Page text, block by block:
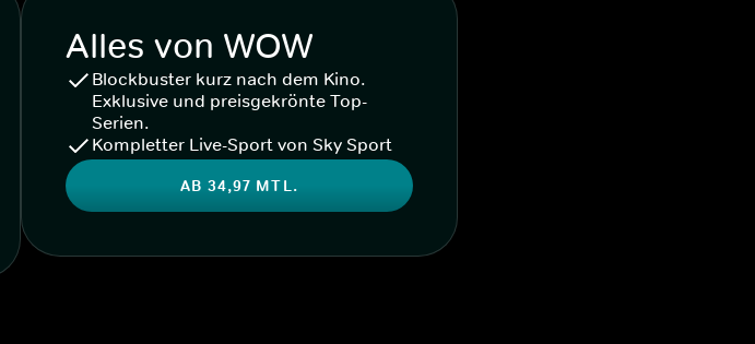
Alles von WOW
Blockbuster kurz nach dem Kino.
Exklusive und preisgekrönte Top-
Serien.
Kompletter Live-Sport von Sky Sport
AB 34,97 MTL.